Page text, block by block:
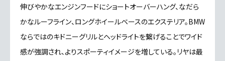
伸びやかなエンジンフードにショートオーバーハング、なだら
かなルーフライン、ロングホイールベースのエクステリア。BMW
ならではのキドニーグリルとヘッドライトを繋げることでワイド
感が強調され、よりスポーティイメージを増している。リヤは最